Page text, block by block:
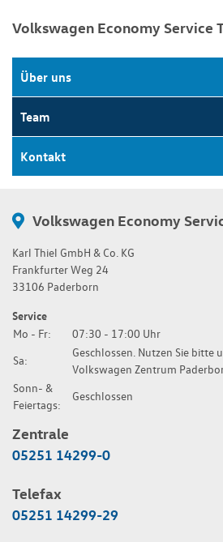
Volkswagen Economy Service
Über uns
Team
Kontakt
Volkswagen Economy
Karl Thiel GmbH & Co. KG
Frankfurter Weg 24
33106 Paderborn
Service
Mo - Fr:
07:30 - 17:00 Uhr
Sa:
Geschlossen. Nutzen Sie bitte
Volkswagen Zentrum
Sonn- &
Feiertags:
Geschlossen
Zentrale
05251 14299-0
Telefax
05251 14299-29